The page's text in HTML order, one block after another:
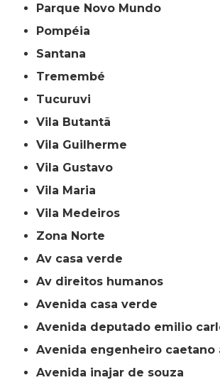
Parque Novo Mundo
Pompéia
Santana
Tremembé
Tucuruvi
Vila Butantã
Vila Guilherme
Vila Gustavo
Vila Maria
Vila Medeiros
Zona Norte
av casa verde
av direitos humanos
avenida casa verde
avenida deputado emilio
avenida engenheiro caetano
avenida inajar de souza